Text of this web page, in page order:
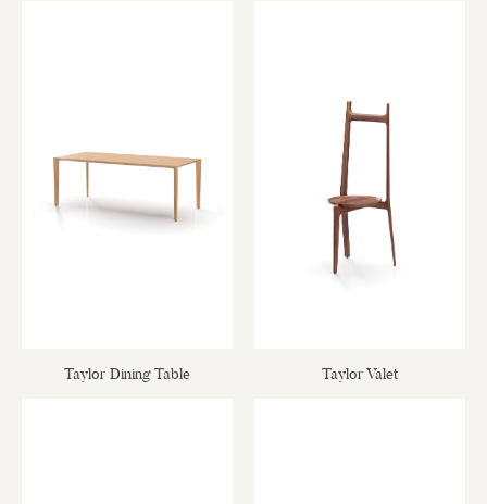
Taylor Dining Table Taylor Valet